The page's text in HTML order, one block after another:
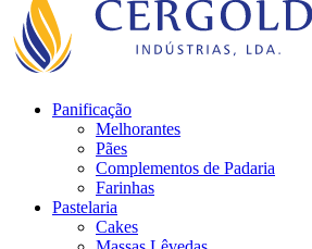
Panificação
Melhorantes
Pães
Complementos de Padaria
Farinhas
Pastelaria
Cakes